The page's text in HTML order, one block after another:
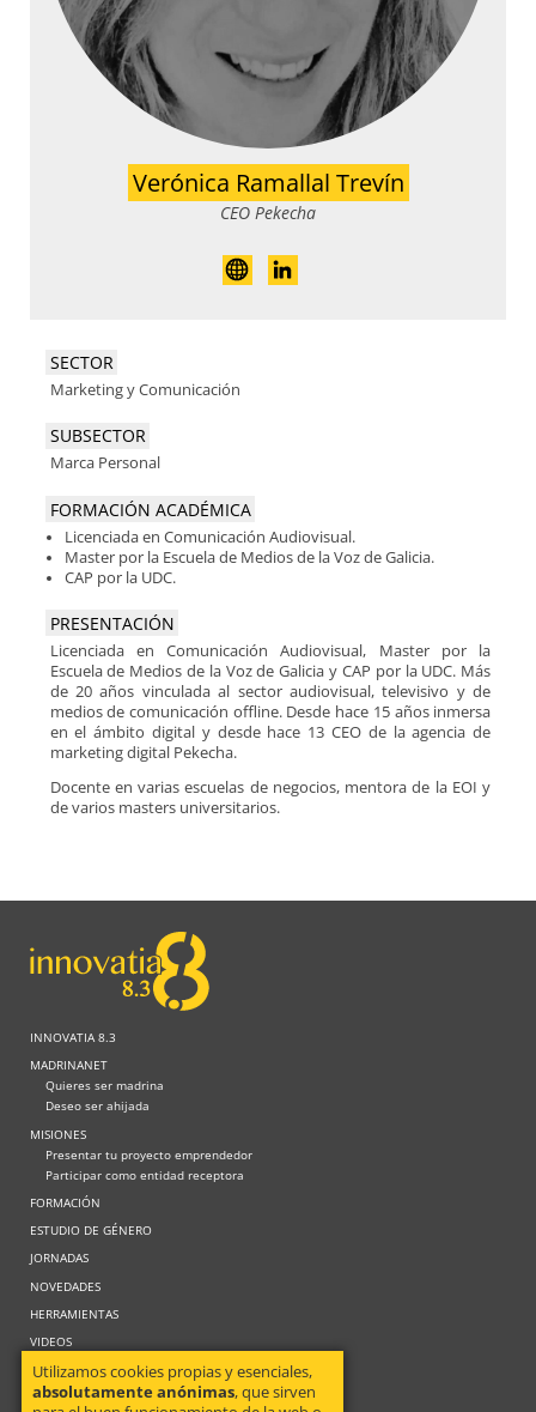
Verónica Ramallal Trevín
CEO Pekecha
SECTOR
Marketing y Comunicación
SUBSECTOR
Marca Personal
FORMACIÓN ACADÉMICA
Licenciada en Comunicación Audiovisual.
Master por la Escuela de Medios de la Voz de Galicia.
CAP por la UDC.
PRESENTACIÓN
Licenciada en Comunicación Audiovisual, Master por la
Escuela de Medios de la Voz de Galicia y CAP por la UDC. Más
de 20 años vinculada al sector audiovisual, televisivo y de
medios de comunicación offline. Desde hace 15 años inmersa
en el ámbito digital y desde hace 13 CEO de la agencia de
marketing digital Pekecha.
Docente en varias escuelas de negocios, mentora de la EOI y
de varios masters universitarios.
INNOVATIA 8.3
MADRINANET
Quieres ser madrina
Deseo ser ahijada
MISIONES
Presentar tu proyecto emprendedor
Participar como entidad receptora
FORMACIÓN
ESTUDIO DE GÉNERO
JORNADAS
NOVEDADES
HERRAMIENTAS
VIDEOS
Utilizamos cookies propias y esenciales,
absolutamente anónimas, que sirven